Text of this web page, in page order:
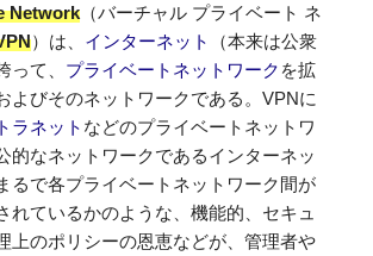
Network （バーチャル プライベート ネ
）は、 インターネット
（本来は公衆
って、 プライベートネットワーク を拡
よびそのネットワークである。VPNに
ラネット などのプライベートネットワ
的なネットワークであるインターネッ
るで各プライベートネットワーク間が
れているかのような、機能的、セキュ
上のポリシーの恩恵などが、管理者や